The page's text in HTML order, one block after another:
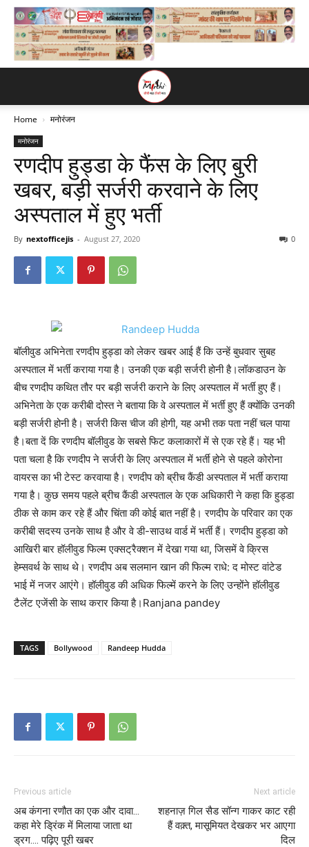
Home मनोरंजन
मनोरंजन
रणदीप हुड्डा के फैंस के लिए बुरी
खबर, बड़ी सर्जरी करवाने के लिए
अस्पताल में हुए भर्ती
By nextofficejis - August 27, 2020 0
बॉलीवुड अभिनेता रणदीप हुड्डा को लेकर खबर आई हैं कि उन्हें बुधवार सुबह
अस्पताल में भर्ती कराया गया है। उनकी एक बड़ी सर्जरी होनी है।लॉकडाउन के
बीच रणदीप कथित तौर पर बड़ी सर्जरी कराने के लिए अस्पताल में भर्ती हुए हैं।
अभिनेता के एक करीबी दोस्त ने बताया कि वे अस्पताल में भर्ती हुए हैं क्योंकि उनकी
बड़ी सर्जरी होनी है। सर्जरी किस चीज की होगी, यह अभी तक पता नहीं चल पाया
है।बता दें कि रणदीप बॉलीवुड के सबसे फिट कलाकारों में से एक रहे हैं। यह भी
पता चला है कि रणदीप ने सर्जरी के लिए अस्पताल में भर्ती होने से पहले कोरोना
वायरस का भी टेस्ट करवाया है। रणदीप को ब्रीच कैंडी अस्पताल में भर्ती कराया
गया है। कुछ समय पहले ब्रीच कैंडी अस्पताल के एक अधिकारी ने कहा कि हुड्डा
ठीक से काम कर रहे हैं और चिंता की कोई बात नहीं है। रणदीप के परिवार का एक
करीबी सदस्य उनके साथ है और वे डी-साउथ वार्ड में भर्ती हैं। रणदीप हुड्डा को
आखिरी बार हॉलीवुड फिल्म एक्सट्रैक्शन में देखा गया था, जिसमें वे क्रिस
हेम्सवर्थ के साथ थे। रणदीप अब सलमान खान की फिल्म राधे: द मोस्ट वांटेड
भाई में नजर आएंगे। हॉलीवुड की अधिक फिल्में करने के लिए उन्होंने हॉलीवुड
टैलेंट एजेंसी के साथ करार किया है।Ranjana pandey
TAGS Bollywood Randeep Hudda
Previous article
अब कंगना रणौत का एक और दावा…
कहा मेरे ड्रिंक में मिलाया जाता था
ड्रग…. पढ़िए पूरी खबर
Next article
शहनाज़ गिल सैड सॉन्ग गाकर काट रही
हैं वक़्त, मासूमियत देखकर भर आएगा
दिल